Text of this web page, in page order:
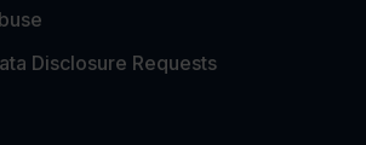
Disclosure Requests